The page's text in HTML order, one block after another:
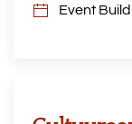
Event